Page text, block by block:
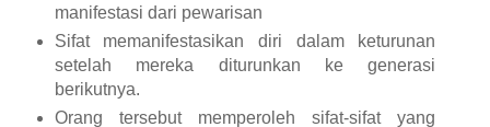
manifestasi dari pewarisan
Sifat memanifestasikan diri dalam keturunan
setelah mereka diturunkan ke generasi
berikutnya.
Orang tersebut memperoleh sifat-sifat yang